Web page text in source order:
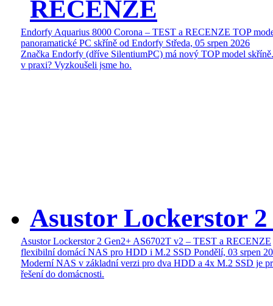
RECENZE
Endorfy Aquarius 8000 Corona – TEST a RECENZE TOP
panoramatické PC skříně od Endorfy Středa, 05 srpen 2026
Značka Endorfy (dříve SilentiumPC) má nový TOP model
v praxi? Vyzkoušeli jsme ho.
Asustor Lockerstor
Asustor Lockerstor 2 Gen2+ AS6702T v2 – TEST a RECENZE
flexibilní domácí NAS pro HDD i M.2 SSD Pondělí, 03 srpen
Moderní NAS v základní verzi pro dva HDD a 4x M.2 SSD je
řešení do domácnosti.